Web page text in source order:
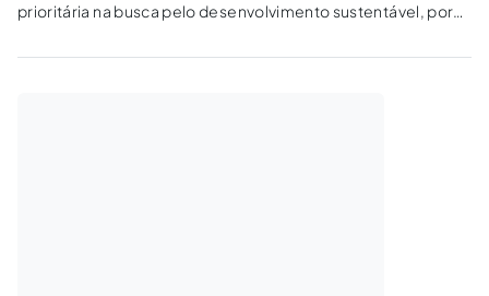
prioritária na busca pelo desenvolvimento sustentável, por
em consonância com um dos principais princípios